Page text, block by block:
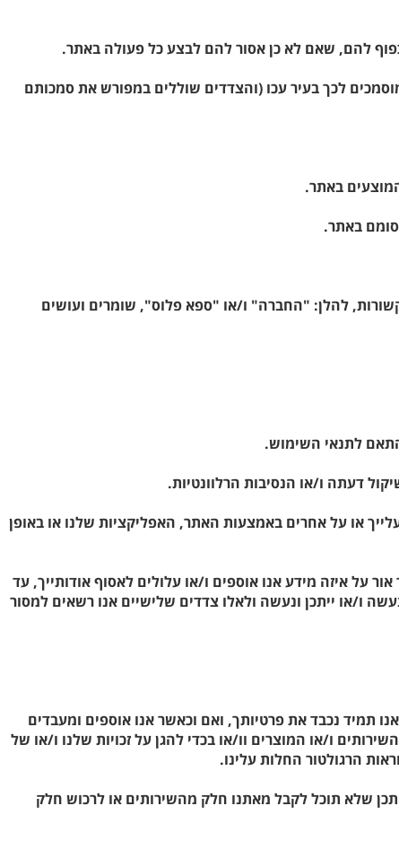
לכך בעיר עכו (והצדדים שוללים במפורש את סמכותם
ספא פלוס בע"מ, יושבים ברח' פאול גרונינגר 4 ראשל"צ. ו/או החברות הקשורות, להלן: "החברה" ו/או "ספא פלוס", שומרים ועושים
לתנאי השימוש.
דעתה ו/או הנסיבות הרלוונטיות.
או על אחרים באמצעות האתר, האפליקציות שלנו או באופן
על איזה מידע אנו אוספים ו/או עלולים לאסוף אודותייך, עד
ו/או ייתכן ונעשה ולאלו צדדים שלישיים אנו רשאים למסור
תמיד נכבד את פרטיותך, ואם וכאשר אנו אוספים ומעבדים
ו/או המוצרים וו/או בכדי להגן על זכויות שלנו ו/או של
שלא תוכל לקבל מאתנו חלק מהשירותים או לרכוש חלק